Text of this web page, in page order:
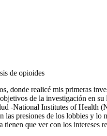
de opioides
donde realicé mis primeras
de la investigación en
-National Institutes of Health
presiones de los lobbies y
tienen que ver con los